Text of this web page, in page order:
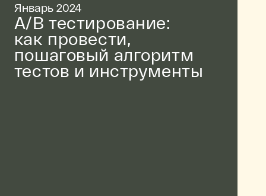
Январь 2024
A/B тестирование:
как провести,
пошаговый алгоритм
тестов и инструменты